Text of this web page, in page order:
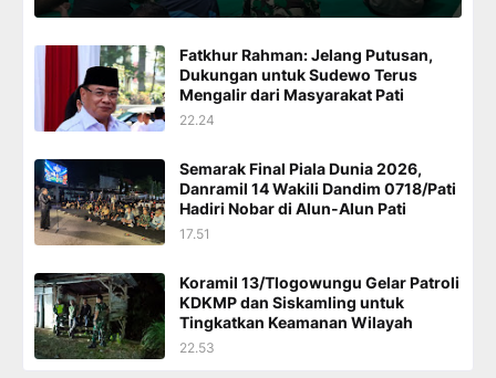
Fatkhur Rahman: Jelang Putusan,
Dukungan untuk Sudewo Terus
Mengalir dari Masyarakat Pati
22.24
Semarak Final Piala Dunia 2026,
Danramil 14 Wakili Dandim 0718/Pati
Hadiri Nobar di Alun-Alun Pati
17.51
Koramil 13/Tlogowungu Gelar Patroli
KDKMP dan Siskamling untuk
Tingkatkan Keamanan Wilayah
22.53